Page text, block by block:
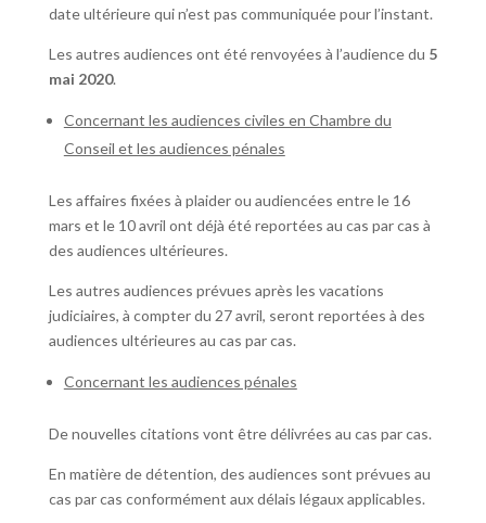
date ultérieure qui n’est pas communiquée pour l’instant.
Les autres audiences ont été renvoyées à l’audience du 5
mai 2020.
Concernant les audiences civiles en Chambre du
Conseil et les audiences pénales
Les affaires fixées à plaider ou audiencées entre le 16
mars et le 10 avril ont déjà été reportées au cas par cas à
des audiences ultérieures.
Les autres audiences prévues après les vacations
judiciaires, à compter du 27 avril, seront reportées à des
audiences ultérieures au cas par cas.
Concernant les audiences pénales
De nouvelles citations vont être délivrées au cas par cas.
En matière de détention, des audiences sont prévues au
cas par cas conformément aux délais légaux applicables.